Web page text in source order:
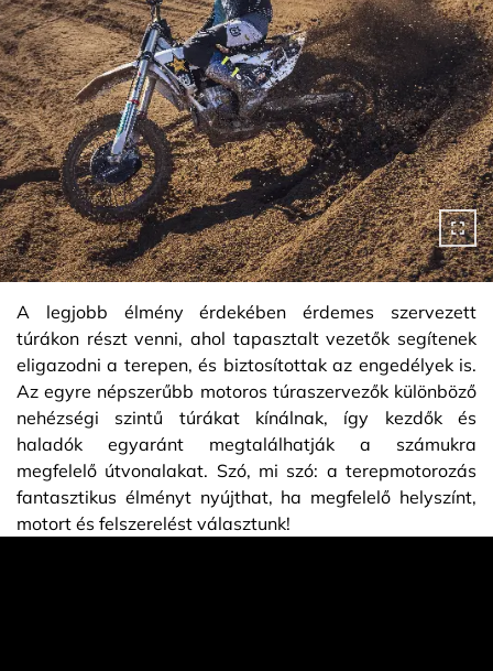
A legjobb élmény érdekében érdemes szervezett
túrákon részt venni, ahol tapasztalt vezetők segítenek
eligazodni a terepen, és biztosítottak az engedélyek is.
Az egyre népszerűbb motoros túraszervezők különböző
nehézségi szintű túrákat kínálnak, így kezdők és
haladók egyaránt megtalálhatják a számukra
megfelelő útvonalakat. Szó, mi szó: a terepmotorozás
fantasztikus élményt nyújthat, ha megfelelő helyszínt,
motort és felszerelést választunk!